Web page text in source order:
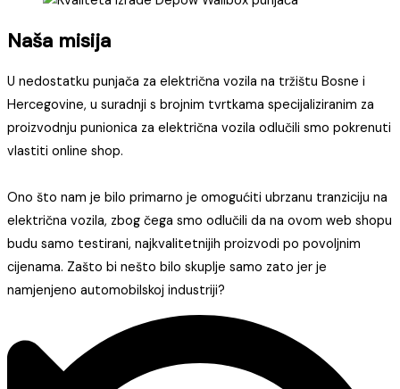
Naša misija​
U nedostatku punjača za električna vozila na tržištu Bosne i
Hercegovine, u suradnji s brojnim tvrtkama specijaliziranim za
proizvodnju punionica za električna vozila odlučili smo pokrenuti
vlastiti online shop.
Ono što nam je bilo primarno je omogućiti ubrzanu tranziciju na
električna vozila, zbog čega smo odlučili da na ovom web shopu
budu samo testirani, najkvalitetnijih proizvodi po povoljnim
cijenama. Zašto bi nešto bilo skuplje samo zato jer je
namjenjeno automobilskoj industriji?